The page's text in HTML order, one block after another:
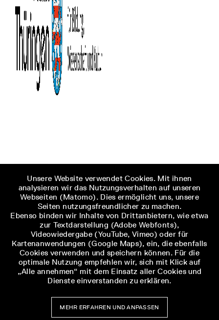
Unsere Website verwendet Cookies. Mit ihnen
analysieren wir das Nutzungsverhalten auf unseren
Webseiten (Matomo). Dies ermöglicht uns, unsere
Seiten nutzungsfreundlicher zu machen.
Ebenso binden wir Inhalte von Drittanbietern, wie etwa
zur Textdarstellung (Adobe Webfonts),
Videowiedergabe (YouTube, Vimeo) oder für
Kartenanwendungen (Google Maps), ein, die ebenfalls
Cookies verwenden und speichern können. Für die
optimale Nutzung empfehlen wir, sich mit Klick auf
„Alle annehmen“ mit dem Einsatz aller Cookies und
Dienste einverstanden zu erklären.
MEHR ERFAHREN UND ANPASSEN